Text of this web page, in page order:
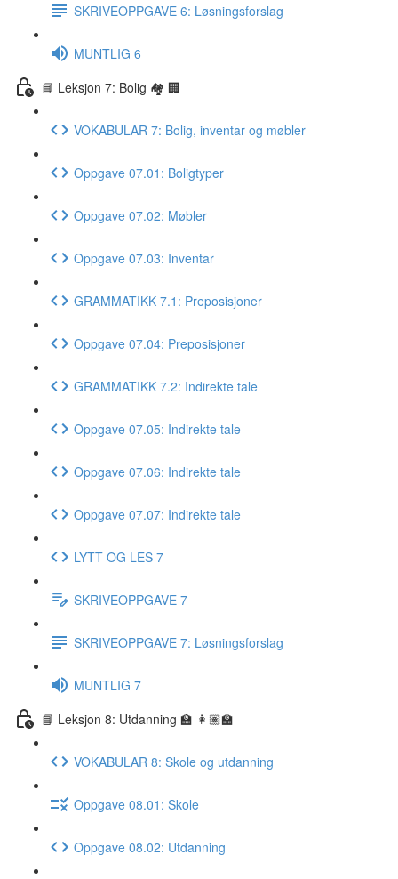
SKRIVEOPPGAVE 6: Løsningsforslag
MUNTLIG 6
📘 Leksjon 7: Bolig 🏘 🏢
VOKABULAR 7: Bolig, inventar og møbler
Oppgave 07.01: Boligtyper
Oppgave 07.02: Møbler
Oppgave 07.03: Inventar
GRAMMATIKK 7.1: Preposisjoner
Oppgave 07.04: Preposisjoner
GRAMMATIKK 7.2: Indirekte tale
Oppgave 07.05: Indirekte tale
Oppgave 07.06: Indirekte tale
Oppgave 07.07: Indirekte tale
LYTT OG LES 7
SKRIVEOPPGAVE 7
SKRIVEOPPGAVE 7: Løsningsforslag
MUNTLIG 7
📘 Leksjon 8: Utdanning 🏫 👩🏽‍🏫
VOKABULAR 8: Skole og utdanning
Oppgave 08.01: Skole
Oppgave 08.02: Utdanning